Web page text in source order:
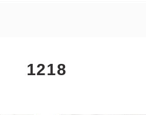
1218